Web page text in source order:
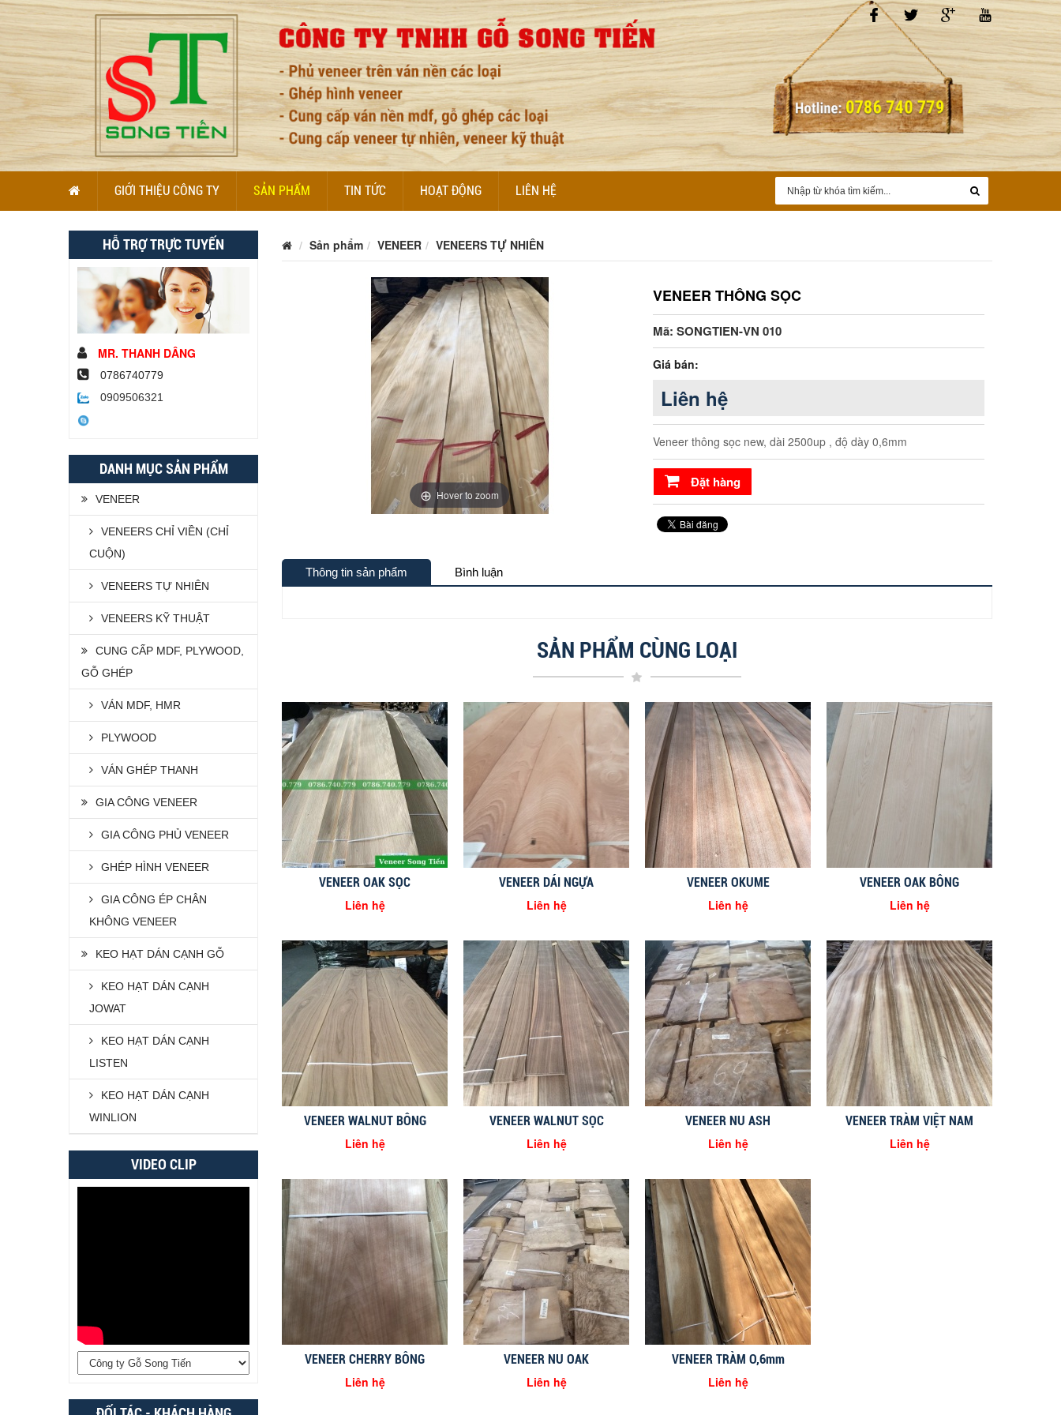
GIỚI THIỆU CÔNG TY SẢN PHẨM TIN TỨC HOẠT ĐỘNG LIÊN HỆ
HỖ TRỢ TRỰC TUYẾN
MR. THANH DÂNG
0786740779
0909506321
DANH MỤC SẢN PHẨM
VENEER
VENEERS CHỈ VIỀN (CHỈ
CUỘN)
VENEERS TỰ NHIÊN
VENEERS KỸ THUẬT
CUNG CẤP MDF, PLYWOOD,
GỖ GHÉP
VÁN MDF, HMR
PLYWOOD
VÁN GHÉP THANH
GIA CÔNG VENEER
GIA CÔNG PHỦ VENEER
GHÉP HÌNH VENEER
GIA CÔNG ÉP CHÂN
KHÔNG VENEER
KEO HẠT DÁN CẠNH GỖ
KEO HẠT DÁN CẠNH
JOWAT
KEO HẠT DÁN CẠNH
LISTEN
KEO HẠT DÁN CẠNH
WINLION
VIDEO CLIP
Sản phẩm VENEER VENEERS TỰ NHIÊN
Hover to zoom
VENEER THÔNG SỌC
Mã: SONGTIEN-VN 010
Giá bán:
Liên hệ
Veneer thông sọc new, dài 2500up , độ dày 0,6mm
Đặt hàng
Thông tin sản phẩm Bình luận
SẢN PHẨM CÙNG LOẠI
VENEER OAK SỌC
Liên hệ
VENEER DÁI NGỰA
Liên hệ
VENEER OKUME
Liên hệ
VENEER OAK BÔNG
Liên hệ
VENEER WALNUT BÔNG
Liên hệ
VENEER WALNUT SỌC
Liên hệ
VENEER NU ASH
Liên hệ
VENEER TRÀM VIỆT NAM
Liên hệ
VENEER CHERRY BÔNG
Liên hệ
VENEER NU OAK
Liên hệ
VENEER TRÀM O,6mm
Liên hệ